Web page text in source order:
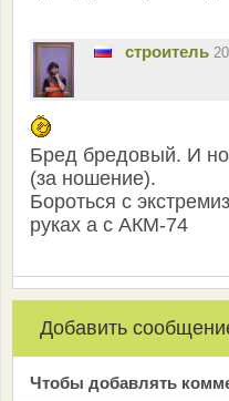
строитель
Бред бредовый. И
(за ношение).
Бороться с
руках а с АКМ-74
Добавить
Чтобы добавлять